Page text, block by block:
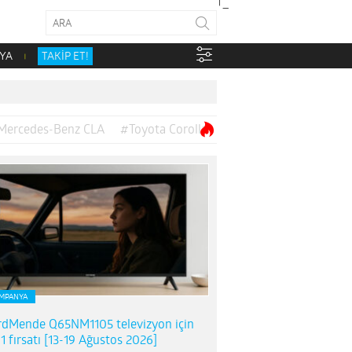
TAKİP ET!
Benz CLA #Toyota Corolla
Q65NM1105 televizyon için
fırsatı [13-19 Ağustos 2026]